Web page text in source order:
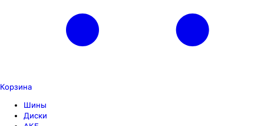
Корзина
Шины
Диски